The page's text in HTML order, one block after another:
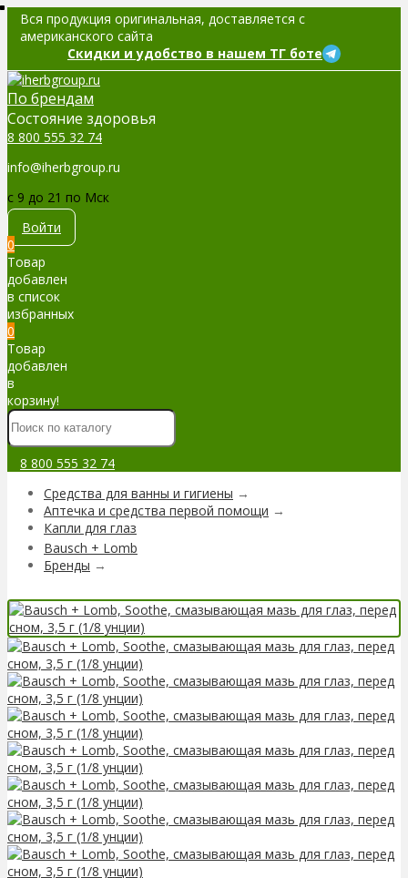
Вся продукция оригинальная, доставляется с
американского сайта
Скидки и удобство в нашем ТГ боте
По брендам
Cостояние здоровья
8 800 555 32 74
info@iherbgroup.ru
c 9 до 21 по Мск
Войти
0
Товар
добавлен
в список
избранных
0
Товар
добавлен
в
корзину!
8 800 555 32 74
Средства для ванны и гигиены →
Аптечка и средства первой помощи →
Капли для глаз
Bausch + Lomb
Бренды →